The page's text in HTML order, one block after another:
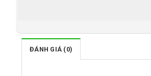
ĐÁNH GIÁ (0)